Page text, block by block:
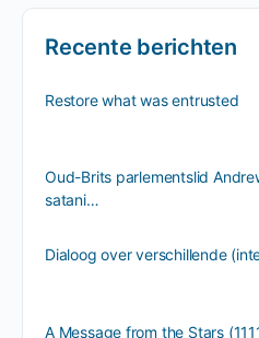
Recente berichten
Restore what was entrusted
Oud-Brits parlementslid
satani…
Dialoog over verschillende
A Message from the Stars